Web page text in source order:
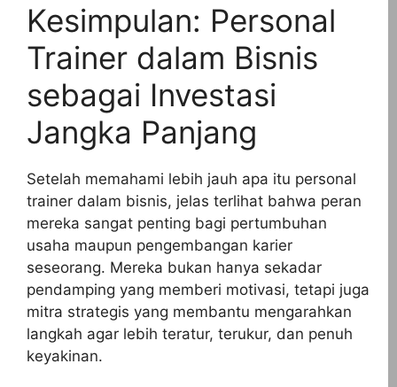
Kesimpulan: Personal
Trainer dalam Bisnis
sebagai Investasi
Jangka Panjang
Setelah memahami lebih jauh apa itu personal
trainer dalam bisnis, jelas terlihat bahwa peran
mereka sangat penting bagi pertumbuhan
usaha maupun pengembangan karier
seseorang. Mereka bukan hanya sekadar
pendamping yang memberi motivasi, tetapi juga
mitra strategis yang membantu mengarahkan
langkah agar lebih teratur, terukur, dan penuh
keyakinan.